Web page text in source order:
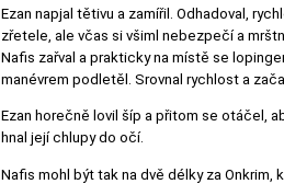
Ezan napjal tětivu a zamířil. Odhadoval,
zřetele, ale včas si všiml nebezpečí a
Nafis zařval a prakticky na místě se
manévrem podletěl. Srovnal rychlost a
Ezan horečně lovil šíp a přitom se otáčel,
hnal její chlupy do očí.
Nafis mohl být tak na dvě délky za Onkrim,